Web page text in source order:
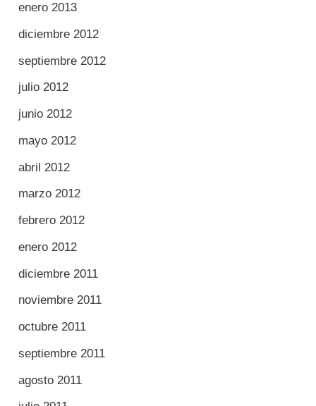
enero 2013
diciembre 2012
septiembre 2012
julio 2012
junio 2012
mayo 2012
abril 2012
marzo 2012
febrero 2012
enero 2012
diciembre 2011
noviembre 2011
octubre 2011
septiembre 2011
agosto 2011